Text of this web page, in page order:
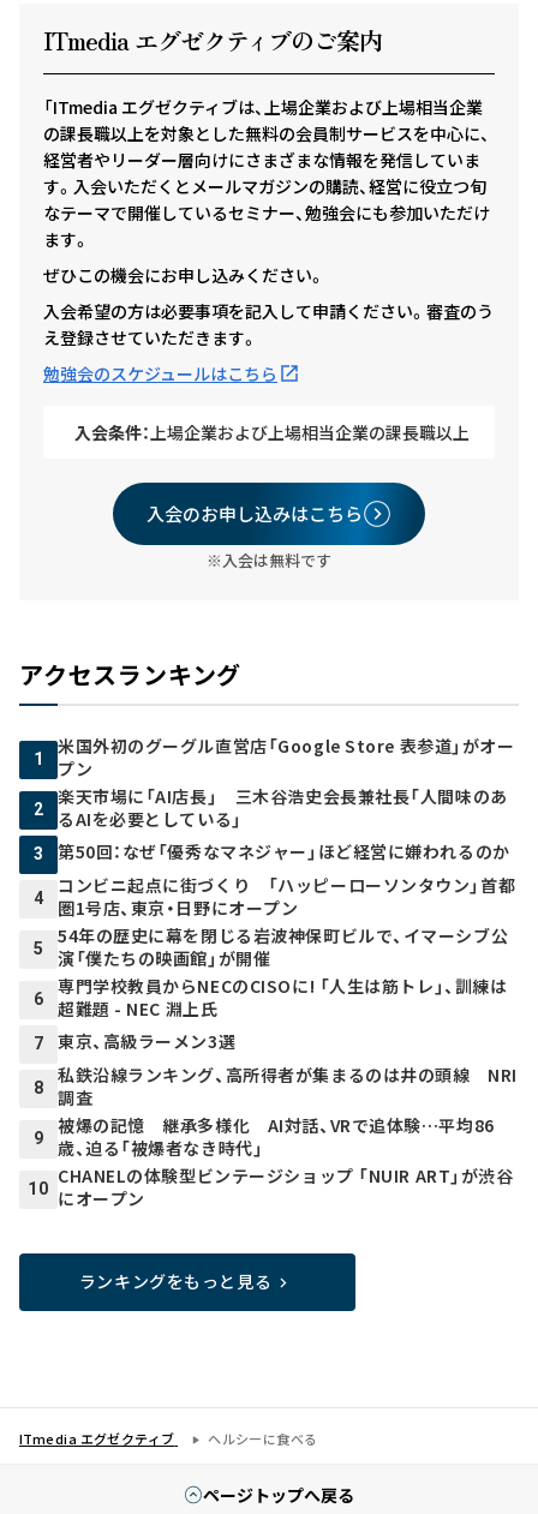
ITmedia エグゼクティ ブのご案内
「ITmedia エグゼクティブは、上場企業および上場相当企業
の課長職以上を対象とした無料の会員制サービスを中心に、
経営者やリーダー層向けにさまざまな情報を発信していま
す。入会いただくとメールマガジンの購読、経営に役立つ旬
なテーマで開催しているセミナー、勉強会にも参加いただけ
ます。
ぜひこの機会にお申し込みください。
入会希望の方は必要事項を記入して申請ください。審査のう
え登録させていただきます。
勉強会のスケジュールはこちら
入会条件： 上場企業および上場相当企業の課長職以上
入会のお申し込みはこちら
※入会は無料です
アクセスランキング
1
米国外初のグーグル直営店「Google Store 表参道」がオー
プン
2
楽天市場に「AI店長」 三木谷浩史会長兼社長「人間味のあ
るAIを必要としている」
3 第50回：なぜ「優秀なマネジャー」ほど経営に嫌われるのか
4
コンビニ起点に街づくり 「ハッピーローソンタウン」首都
圏1号店、東京・日野にオープン
5
54年の歴史に幕を閉じる岩波神保町ビルで、イマーシブ公
演「僕たちの映画館」が開催
6
専門学校教員からNECのCISOに! 「人生は筋トレ」、訓練は
超難題 - NEC 淵上氏
7 東京、高級ラーメン3選
8
私鉄沿線ランキング、高所得者が集まるのは井の頭線 NRI
調査
9
被爆の記憶 継承多様化 AI対話、VRで追体験…平均86
歳、迫る「被爆者なき時代」
10
CHANELの体験型ビンテージショップ 「NUIR ART」が渋谷
にオープン
ランキングをもっと見る
ITmedia エグゼクティブ ヘルシーに食べる
ページトップへ戻る